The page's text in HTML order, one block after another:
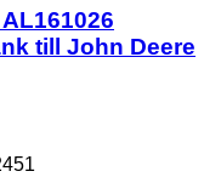
till John Deere